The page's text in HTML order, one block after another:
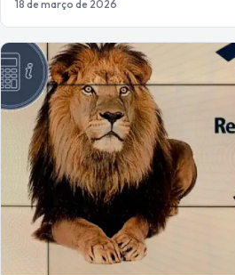
18 de março de 2026